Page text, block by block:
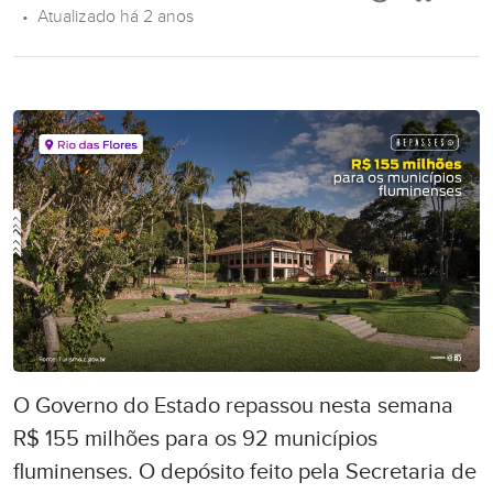
• Atualizado há 2 anos
O Governo do Estado repassou nesta semana
R$ 155 milhões para os 92 municípios
fluminenses. O depósito feito pela Secretaria de